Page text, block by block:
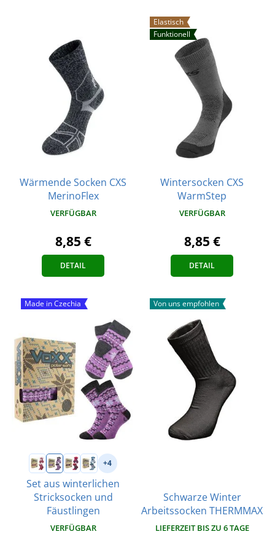
Wärmende Socken CXS
MerinoFlex
VERFÜGBAR
8,85 €
DETAIL
Elastisch
Funktionell
Wintersocken CXS
WarmStep
VERFÜGBAR
8,85 €
DETAIL
Made in Czechia
+4
Set aus winterlichen
Stricksocken und
Fäustlingen
VERFÜGBAR
Von uns empfohlen
Schwarze Winter
Arbeitssocken THERMMAX
LIEFERZEIT BIS ZU 6 TAGE